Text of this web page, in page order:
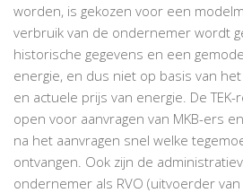
worden, is gekozen voor een
verbruik van de ondernemer wordt
historische gegevens en een
energie, en dus niet op basis van
en actuele prijs van energie. De
open voor aanvragen van MKB-ers
na het aanvragen snel welke
ontvangen. Ook zijn de
ondernemer als RVO (uitvoerder